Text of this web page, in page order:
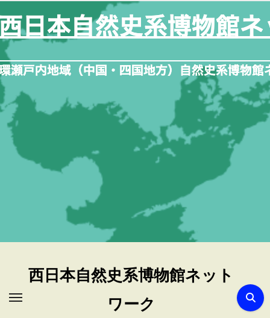
容
を
ス
キ
ッ
プ
西日本自然史系博物館ネット
ワーク